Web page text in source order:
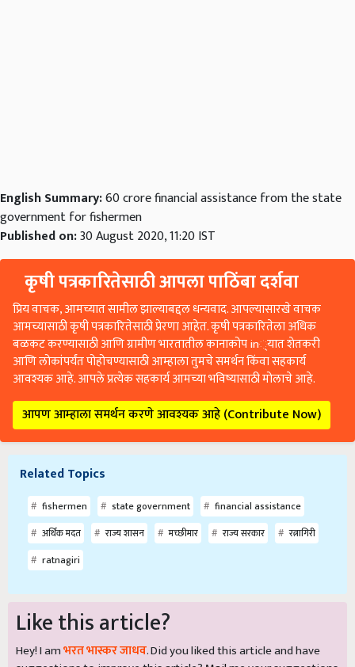
English Summary:60 crore financial assistance from the state
government for fishermen
Published on:30 August 2020, 11:20 IST
कृषी पत्रकारितेसाठी आपला पाठिंबा दर्शवा
प्रिय वाचक, आमच्यात सामील झाल्याबद्दल धन्यवाद. आपल्यासारखे वाचक
आमच्यासाठी कृषी पत्रकारितेसाठी प्रेरणा आहेत. कृषी पत्रकारितेला अधिक
बळकट करण्यासाठी आणि ग्रामीण भारतातील कानाकोप in्यात शेतकरी
आणि लोकांपर्यंत पोहोचण्यासाठी आम्हाला तुमचे समर्थन किंवा सहकार्य
आवश्यक आहे. आपले प्रत्येक सहकार्य आमच्या भविष्यासाठी मोलाचे आहे.
आपण आम्हाला समर्थन करणे आवश्यक आहे (Contribute Now)
Related Topics
fishermen state government
financial assistance
अर्थिक मदत
राज्य शासन मच्छीमार राज्य सरकार
रत्नागिरी
ratnagiri
Like this article?
Hey! I amभरत भास्कर जाधव. Did you liked this article and have